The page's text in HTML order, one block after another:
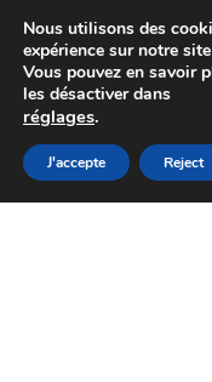
Colissimo
Du lundi
Aller
à
Aller
au
Nous utilisons des
expérience sur notre
Vous pouvez en savoir
les désactiver dans
réglages.
J'accepte Reject